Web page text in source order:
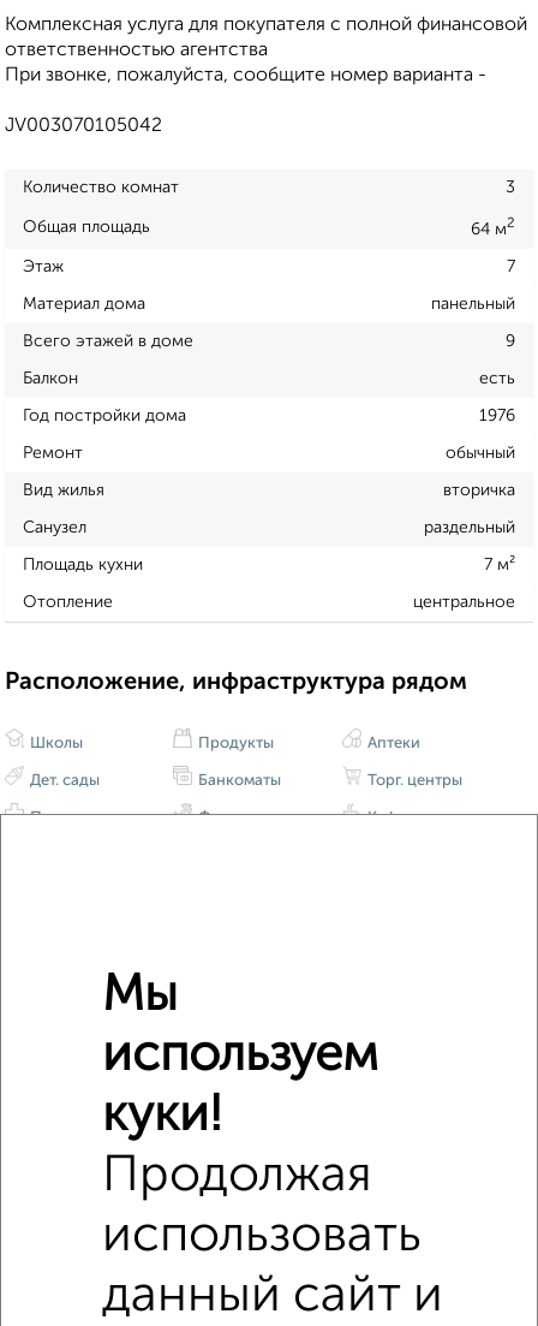
Комплексная услуга для покупателя с полной финансовой
ответственностью агентства
При звонке, пожалуйста, сообщите номер варианта -
JV003070105042
Количество комнат 3
Общая площадь 64 м2
Этаж 7
Материал дома панельный
Всего этажей в доме 9
Балкон есть
Год постройки дома 1976
Ремонт обычный
Вид жилья вторичка
Санузел раздельный
Площадь кухни 7 м²
Отопление центральное
Расположение, инфраструктура рядом
Школы
Дет. сады
Поликлиники
Продукты
Банкоматы
Фитнес
Аптеки
Торг. центры
Кафе
Мы
используем
куки!
Продолжая
использовать
данный сайт и